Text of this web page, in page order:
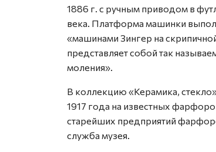
1886 г. с ручным приводом в
века. Платформа машинки
«машинами Зингер на
представляет собой так
моления».
В коллекцию «Керамика,
1917 года на известных
старейших предприятий
служба музея.